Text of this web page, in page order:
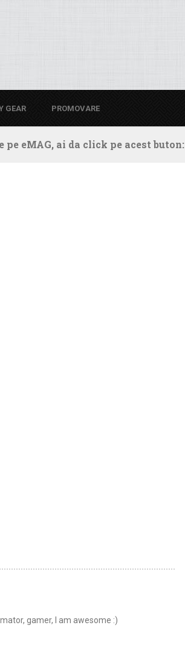
GEAR PROMOVARE
eMAG, ai da click pe acest buton:
gamer, I am awesome :)